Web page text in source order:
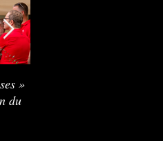
»
du